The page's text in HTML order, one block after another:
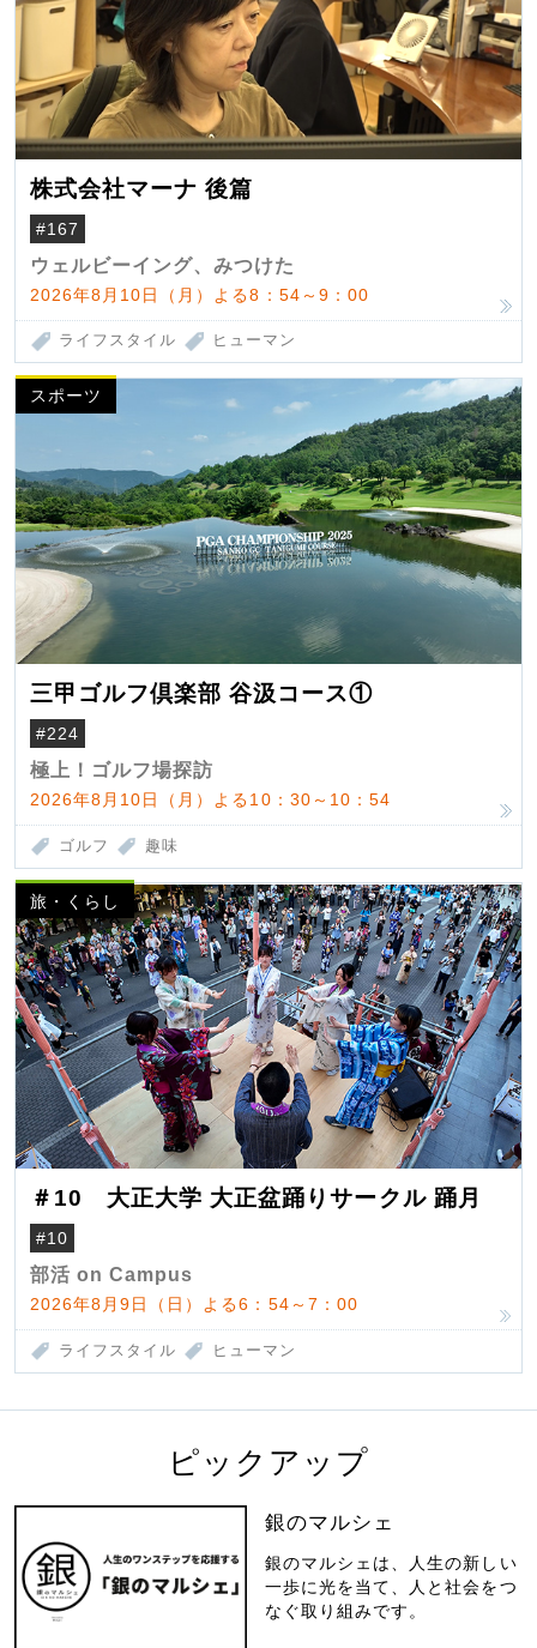
株式会社マーナ 後篇
#167
ウェルビーイング、みつけた
2026年8月10日（月）よる8：54～9：00
ライフスタイル ヒューマン
スポーツ
三甲ゴルフ倶楽部 谷汲コース①
#224
極上！ゴルフ場探訪
2026年8月10日（月）よる10：30～10：54
ゴルフ 趣味
旅・くらし
＃10 大正大学 大正盆踊りサークル 踊月
#10
部活 on Campus
2026年8月9日（日）よる6：54～7：00
ライフスタイル ヒューマン
ピックアップ
銀のマルシェ
銀のマルシェは、人生の新しい
一歩に光を当て、人と社会をつ
なぐ取り組みです。